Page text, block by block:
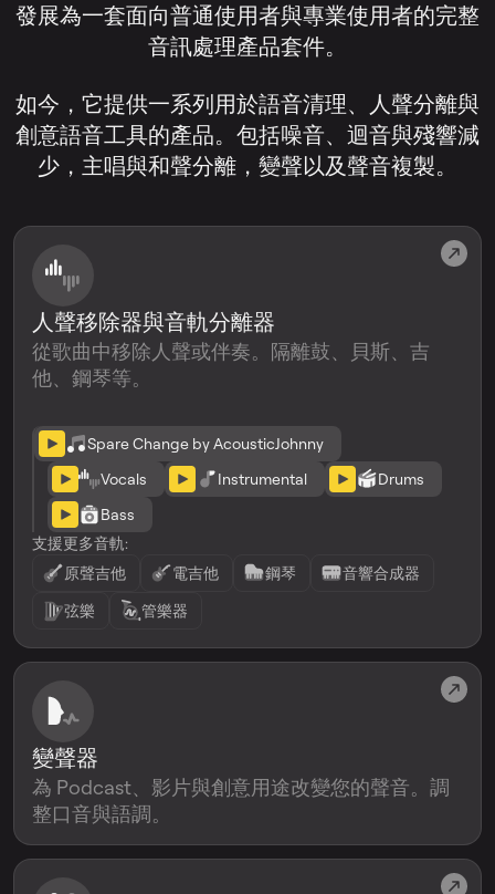
發展為一套面向普通使用者與專業使用者的完整
音訊處理產品套件。
如今，它提供一系列用於語音清理、人聲分離與
創意語音工具的產品。包括噪音、迴音與殘響減
少，主唱與和聲分離，變聲以及聲音複製。
人聲移除器與音軌分離器
從歌曲中移除人聲或伴奏。隔離鼓、貝斯、吉
他、鋼琴等。
Spare Change by AcousticJohnny
Vocals
Instrumental
Drums
Bass
支援更多音軌:
原聲吉他
電吉他 鋼琴
音響合成器
弦樂
管樂器
變聲器
為 Podcast、影片與創意用途改變您的聲音。調
整口音與語調。